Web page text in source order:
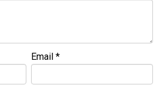
P. Tân Bình, TP.HCM
t chính hãng 100%
Email*